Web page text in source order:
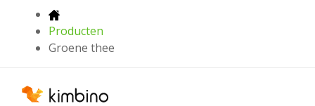
Producten
Groene thee